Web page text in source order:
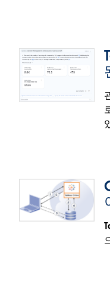
메트릭 성과를 검토
면 이메일과 Slack
전체적으로 반영됩니
이 기능은 정식 출시
Tableau
데이터 원본의 목표
본 목표는 선택 사항
며 부분 및 전체 기간
이 기능은 정식 출시
Tableau